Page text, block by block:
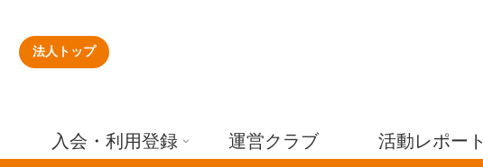
法人トップ
入会・利用登録 運営クラブ 活動レポート